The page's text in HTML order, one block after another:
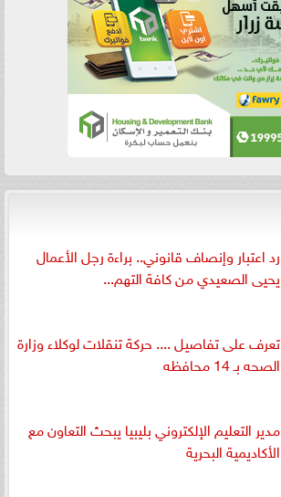
رد اعتبار وإنصاف قانوني.. براءة رجل الأعمال
يحيى الصعيدي من كافة التهم...
تعرف على تفاصيل .... حركة تنقلات لوكلاء وزارة
الصحه بـ 14 محافظه
مدير التعليم الإلكتروني بليبيا يبحث التعاون مع
الأكاديمية البحرية